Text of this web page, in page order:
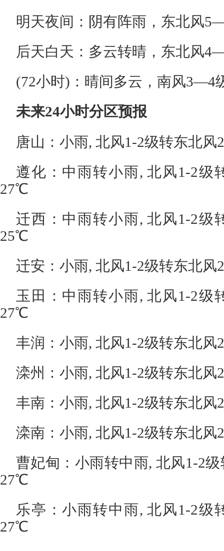
明天夜间：阴有阵雨，东北风
后天白天：多云转晴，东北风
(72小时)：晴间多云，南风
未来24小时分区预报
唐山：小雨, 北风1-2级转东北
遵化：中雨转小雨, 北风1-2级
27℃
迁西：中雨转小雨, 北风1-2级
25℃
迁安：小雨, 北风1-2级转东北
玉田：中雨转小雨, 北风1-2级
27℃
丰润：小雨, 北风1-2级转东北
滦州：小雨, 北风1-2级转东北
丰南：小雨, 北风1-2级转东北
滦南：小雨, 北风1-2级转东北
曹妃甸：小雨转中雨, 北风1-2
27℃
乐亭：小雨转中雨, 北风1-2级
27℃